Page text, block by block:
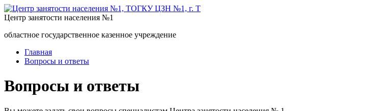
Центр занятости населения №1
областное государственное казенное учреждение
Главная
Вопросы и ответы
Вопросы и ответы